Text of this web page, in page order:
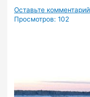
Оставьте комментарий
Просмотров: 102